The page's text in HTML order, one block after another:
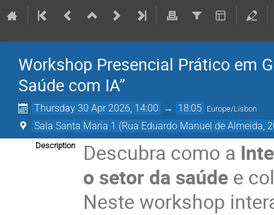
Workshop Presencial Prático em
Saúde com IA”
Thursday 30 Apr 2026, 14:00 → 18:05 Europe/Lisbon
Sala Santa Maria 1 (Rua Eduardo Manuel de Almeida,
Description Descubra como a
o setor da saúde e
Neste workshop